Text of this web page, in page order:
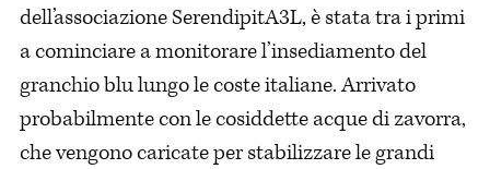
dell’associazione SerendipitA3L, è stata tra i primi
a cominciare a monitorare l’insediamento del
granchio blu lungo le coste italiane. Arrivato
probabilmente con le cosiddette acque di zavorra,
che vengono caricate per stabilizzare le grandi